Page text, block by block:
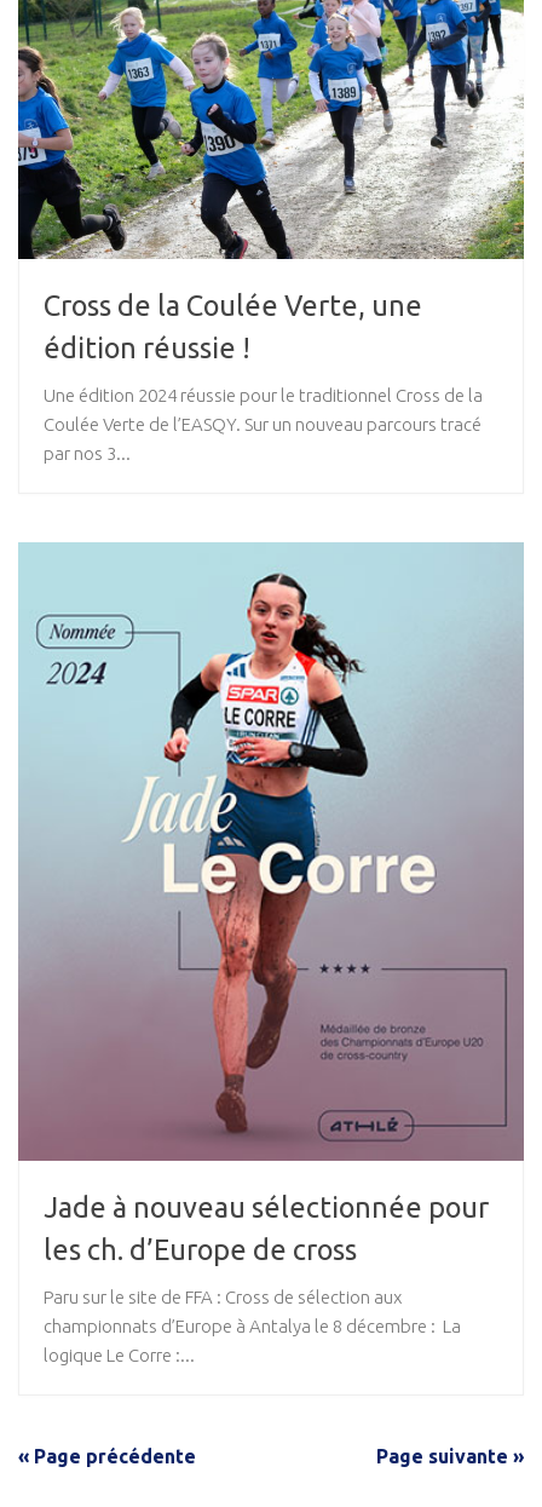
Cross de la Coulée Verte, une
édition réussie !
Une édition 2024 réussie pour le traditionnel Cross de la
Coulée Verte de l’EASQY. Sur un nouveau parcours tracé
par nos 3...
Jade à nouveau sélectionnée pour
les ch. d’Europe de cross
Paru sur le site de FFA : Cross de sélection aux
championnats d’Europe à Antalya le 8 décembre : La
logique Le Corre :...
« Page précédente Page suivante »